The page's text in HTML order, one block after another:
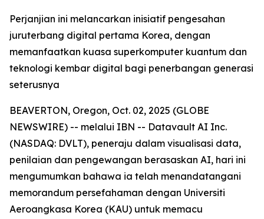
Perjanjian ini melancarkan inisiatif pengesahan
juruterbang digital pertama Korea, dengan
memanfaatkan kuasa superkomputer kuantum dan
teknologi kembar digital bagi penerbangan generasi
seterusnya
BEAVERTON, Oregon, Oct. 02, 2025 (GLOBE
NEWSWIRE) -- melalui IBN -- Datavault AI Inc.
(NASDAQ: DVLT), peneraju dalam visualisasi data,
penilaian dan pengewangan berasaskan AI, hari ini
mengumumkan bahawa ia telah menandatangani
memorandum persefahaman dengan Universiti
Aeroangkasa Korea (KAU) untuk memacu